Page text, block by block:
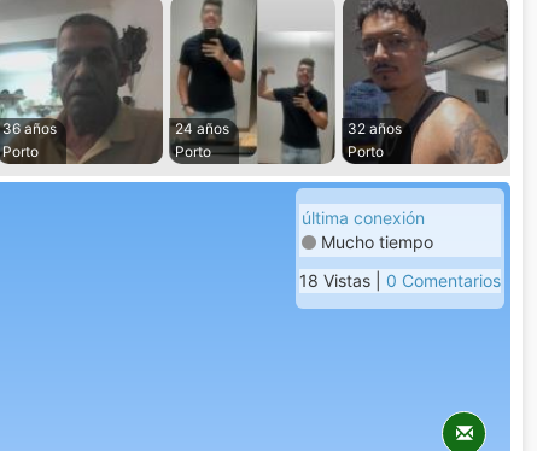
36 años
Porto
24 años
Porto
32 años
Porto
última conexión
Mucho tiempo
18 Vistas | 0 Comentarios